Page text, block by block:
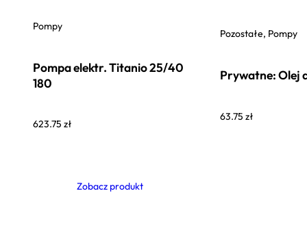
Pompy
Pompa elektr. Titanio 25/40
180
623.75 zł
Zobacz produkt
Pozostałe, Pompy
Prywatne: Olej
63.75 zł